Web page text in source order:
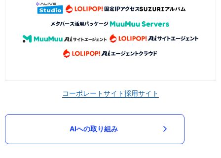
コーポレートサイト採用サイト
AIへの取り組み